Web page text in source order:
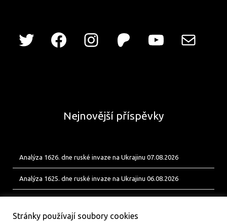
Nejnovější příspěvky
Analýza 1626. dne ruské invaze na Ukrajinu 07.08.2026
Analýza 1625. dne ruské invaze na Ukrajinu 06.08.2026
Stránky používají soubory cookies